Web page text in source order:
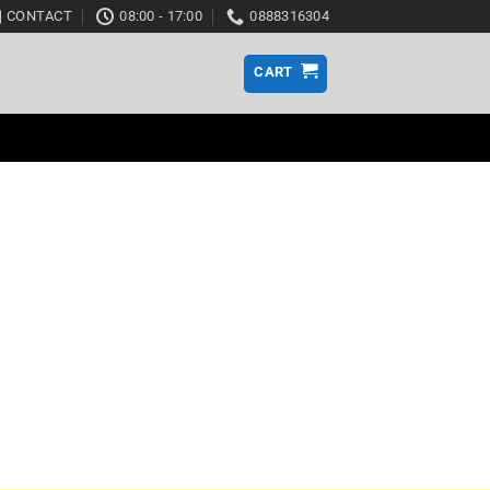
CONTACT 08:00 - 17:00 0888316304
CART